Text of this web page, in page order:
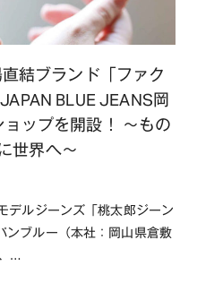
結ブランド「ファク
BLUE JEANS岡
ップを開設！ ～もの
世界へ～
デルジーンズ「桃太郎ジーン
ンブルー（本社：岡山県倉敷